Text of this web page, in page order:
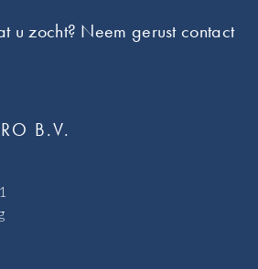
u zocht? Neem gerust contact
B.V.